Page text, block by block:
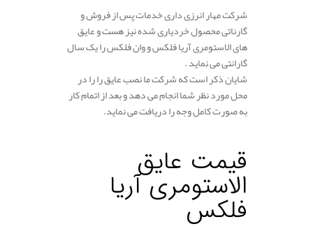
شرکت مهار انرزی داری خدمات پس از فروش و
گارناتی محصول خردیاری شده نیز هست و عایق
های الاستومری آریا فلکس و وان فلکس را یک سال
گارانتی می نماید .
شایان ذکر است که شرکت ما نصب عایق را را در
محل مورد نظر شما انجام می دهد و بعد از اتمام کار
به صورت کامل وجه را دریافت می نماید.
قیمت عایق
الاستومری آریا
فلکس